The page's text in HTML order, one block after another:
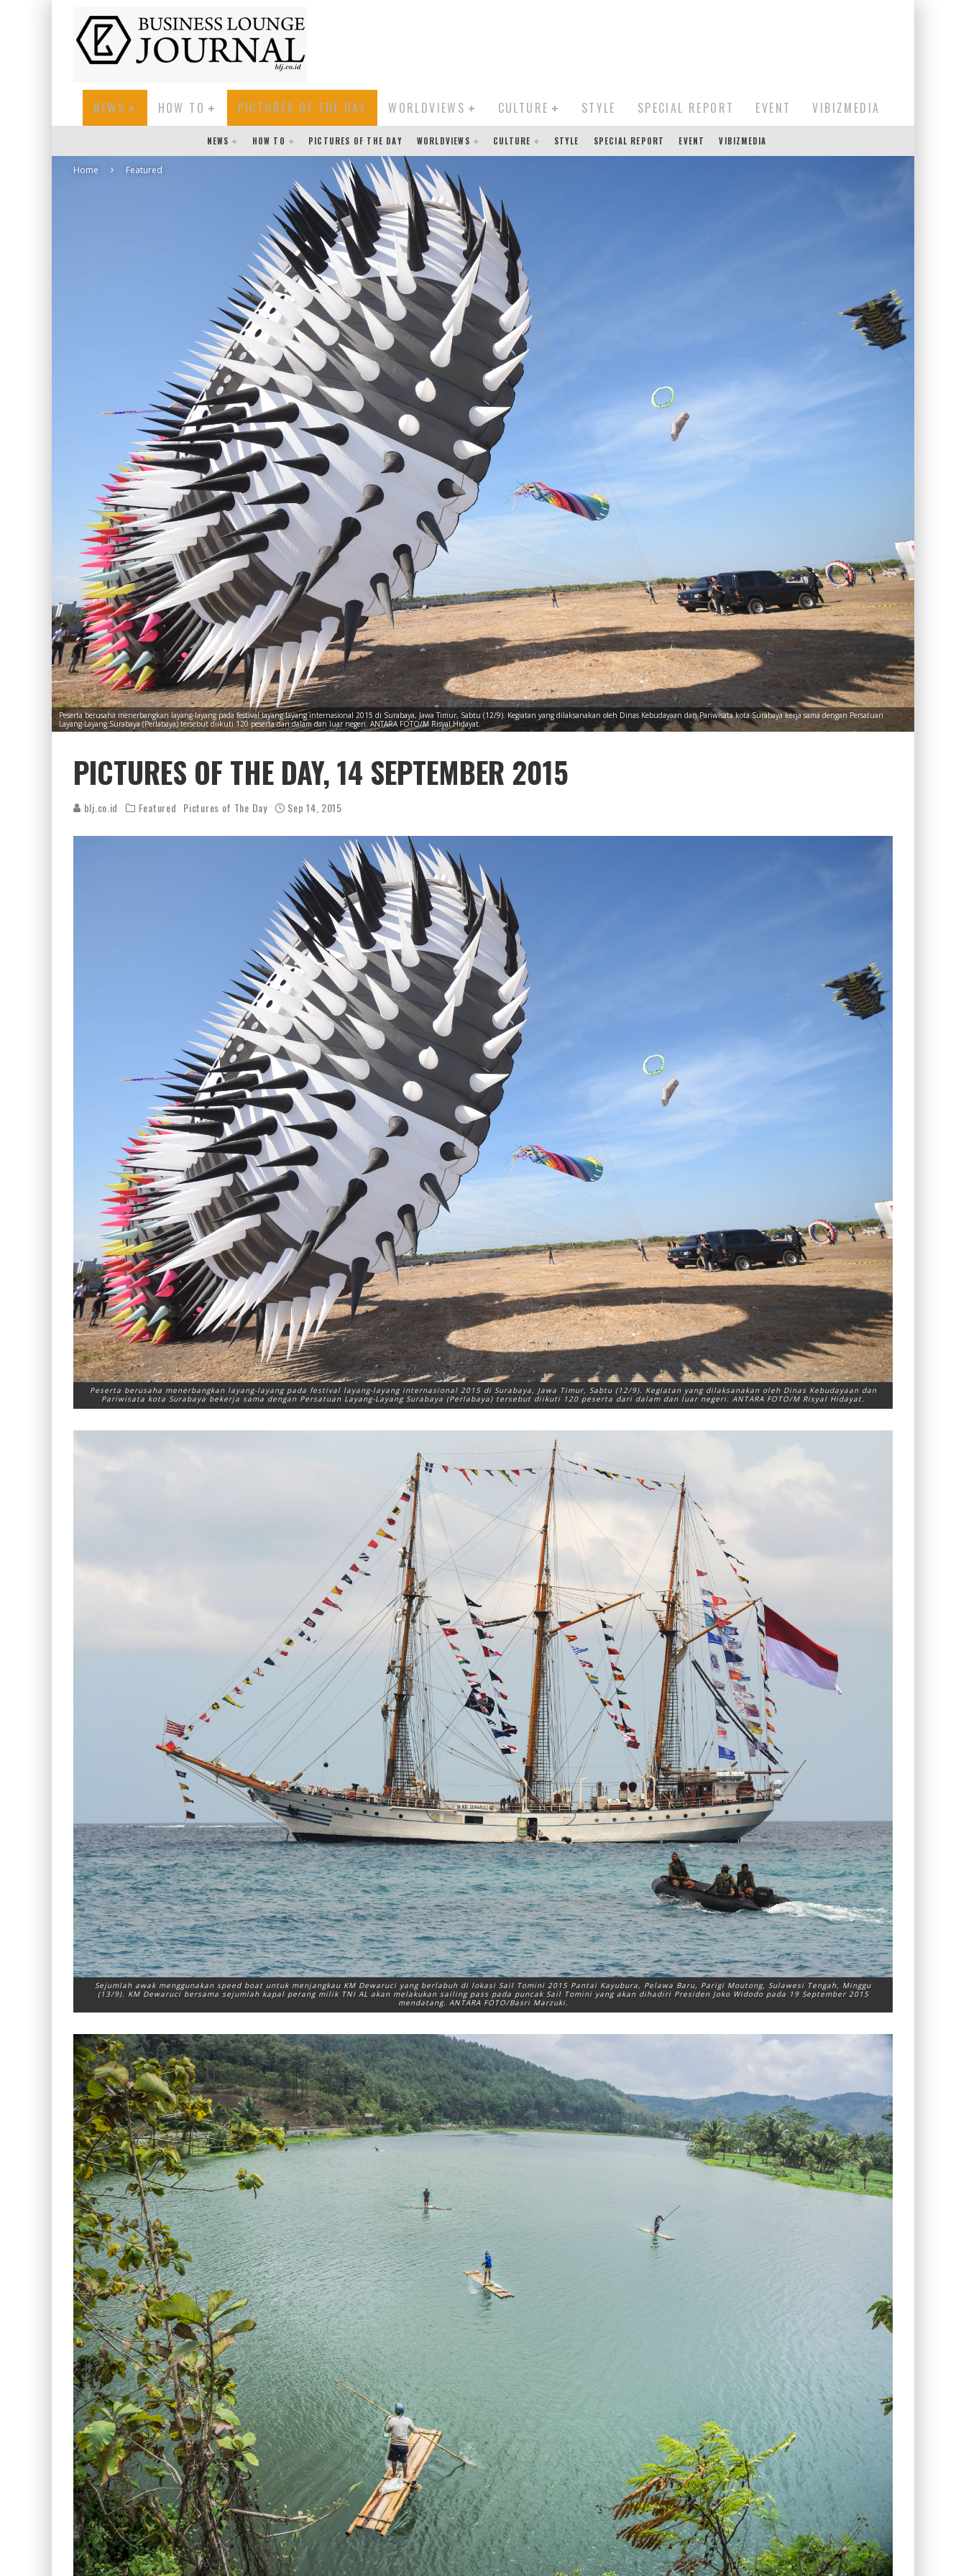
NEWS HOW TO PICTURES OF THE DAY WORLDVIEWS CULTURE STYLE SPECIAL REPORT EVENT VIBIZMEDIA
NEWS HOW TO PICTURES OF THE DAY WORLDVIEWS CULTURE STYLE SPECIAL REPORT EVENT VIBIZMEDIA
Home Featured
Peserta berusaha menerbangkan layang-layang pada festival layang-layang internasional 2015 di Surabaya, Jawa Timur, Sabtu (12/9). Kegiatan yang dilaksanakan oleh Dinas Kebudayaan dan Pariwisata kota Surabaya kerja sama dengan Persatuan
Layang-Layang Surabaya (Perlabaya) tersebut diikuti 120 peserta dari dalam dan luar negeri. ANTARA FOTO/M Risyal Hidayat.
PICTURES OF THE DAY, 14 SEPTEMBER 2015
blj.co.id Featured Pictures of The Day Sep 14, 2015
Peserta berusaha menerbangkan layang-layang pada festival layang-layang internasional 2015 di Surabaya, Jawa Timur, Sabtu (12/9). Kegiatan yang dilaksanakan oleh Dinas Kebudayaan dan
Pariwisata kota Surabaya bekerja sama dengan Persatuan Layang-Layang Surabaya (Perlabaya) tersebut diikuti 120 peserta dari dalam dan luar negeri. ANTARA FOTO/M Risyal Hidayat.
Sejumlah awak menggunakan speed boat untuk menjangkau KM Dewaruci yang berlabuh di lokasi Sail Tomini 2015 Pantai Kayubura, Pelawa Baru, Parigi Moutong, Sulawesi Tengah, Minggu
(13/9). KM Dewaruci bersama sejumlah kapal perang milik TNI AL akan melakukan sailing pass pada puncak Sail Tomini yang akan dihadiri Presiden Joko Widodo pada 19 September 2015
mendatang. ANTARA FOTO/Basri Marzuki.